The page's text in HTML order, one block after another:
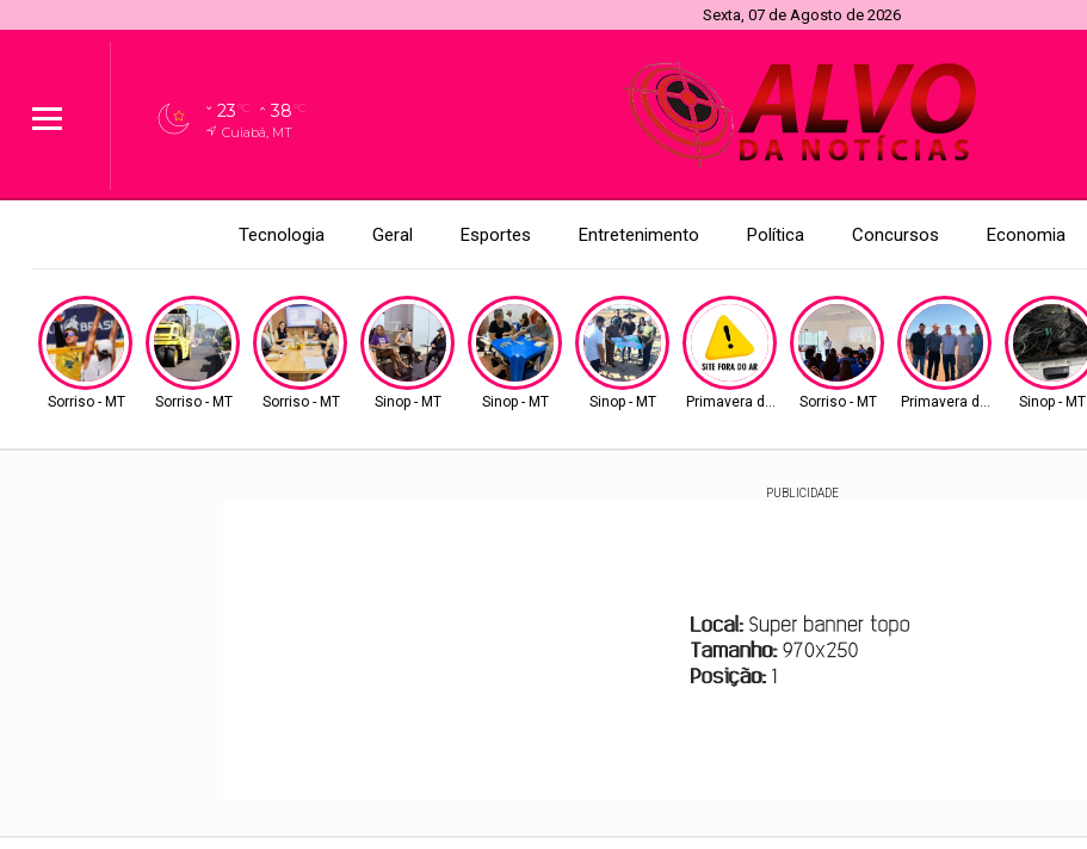
Sexta, 07 de Agosto de 2026
23°C 38°C
Cuiabá, MT
Tecnologia Geral Esportes Entretenimento Política Concursos Economia
Sorriso - MT Sorriso - MT Sorriso - MT Sinop - MT Sinop - MT Sinop - MT Primavera do LesteSorriso - MT Primavera do LesteSinop - MT
PUBLICIDADE